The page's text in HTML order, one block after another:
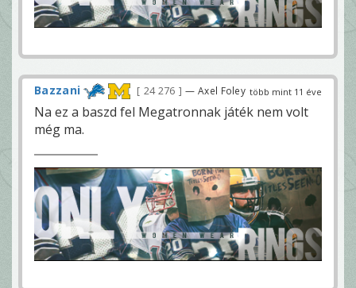
több mint 11 éve
Bazzani 24 276 — Axel Foley
Na ez a baszd fel Megatronnak játék nem volt
még ma.